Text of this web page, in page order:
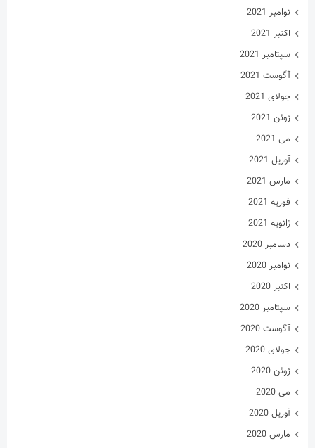
نوامبر 2021
اکتبر 2021
سپتامبر 2021
آگوست 2021
جولای 2021
ژوئن 2021
می 2021
آوریل 2021
مارس 2021
فوریه 2021
ژانویه 2021
دسامبر 2020
نوامبر 2020
اکتبر 2020
سپتامبر 2020
آگوست 2020
جولای 2020
ژوئن 2020
می 2020
آوریل 2020
مارس 2020